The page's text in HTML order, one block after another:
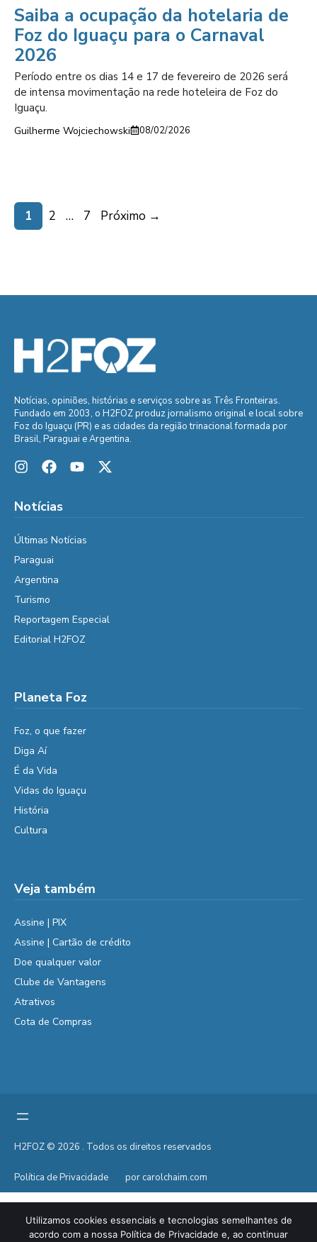
Saiba a ocupação da hotelaria de
Foz do Iguaçu para o Carnaval
2026
Período entre os dias 14 e 17 de fevereiro de 2026 será
de intensa movimentação na rede hoteleira de Foz do
Iguaçu.
Guilherme Wojciechowski 08/02/2026
Page
1 Page
2 … Page
7 Próximo →
Notícias, opiniões, histórias e serviços sobre as Três Fronteiras.
Fundado em 2003, o H2FOZ produz jornalismo original e local sobre
Foz do Iguaçu (PR) e as cidades da região trinacional formada por
Brasil, Paraguai e Argentina.
Notícias
Últimas Notícias
Paraguai
Argentina
Turismo
Reportagem Especial
Editorial H2FOZ
Planeta Foz
Foz, o que fazer
Diga Aí
É da Vida
Vidas do Iguaçu
História
Cultura
Veja também
Assine | PIX
Assine | Cartão de crédito
Doe qualquer valor
Clube de Vantagens
Atrativos
Cota de Compras
H2FOZ © 2026 . Todos os direitos reservados
Política de Privacidade por carolchaim.com
Utilizamos cookies essenciais e tecnologias semelhantes de
acordo com a nossa Política de Privacidade e, ao continuar